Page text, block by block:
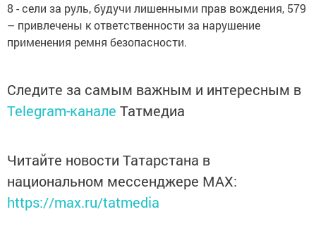
8 - сели за руль, будучи лишенными прав вождения, 579
– привлечены к ответственности за нарушение
применения ремня безопасности.
Следите за самым важным и интересным в
Telegram-канале Татмедиа
Читайте новости Татарстана в
национальном мессенджере MАХ:
https://max.ru/tatmedia